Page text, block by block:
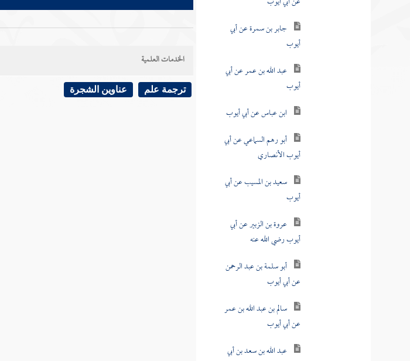
جابر بن سمرة عن أبي
أيوب
عبد الله بن عمر عن أبي
أيوب
ابن عباس عن أبي أيوب
أبو رهم السماعي عن أبي
أيوب الأنصاري
سعيد بن المسيب عن أبي
أيوب
عروة بن الزبير عن أبي
أيوب رضي الله عنه
أبو سلمة بن عبد الرحمن
عن أبي أيوب
سالم بن عبد الله بن عمر
عن أبي أيوب
عبد الله بن سعد بن أبي
الخدمات العلمية
ترجمة علم عناوين الشجرة